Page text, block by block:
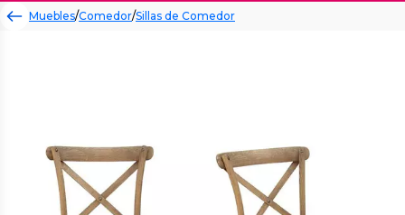
Muebles/Comedor/Sillas de Comedor